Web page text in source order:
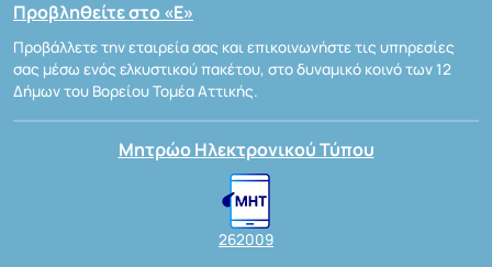
Προβληθείτε στο «Ε»
Προβάλλετε την εταιρεία σας και επικοινωνήστε τις υπηρεσίες
σας μέσω ενός ελκυστικού πακέτου, στο δυναμικό κοινό των 12
Δήμων του Βορείου Τομέα Αττικής.
Μητρώο Ηλεκτρονικού Τύπου
262009